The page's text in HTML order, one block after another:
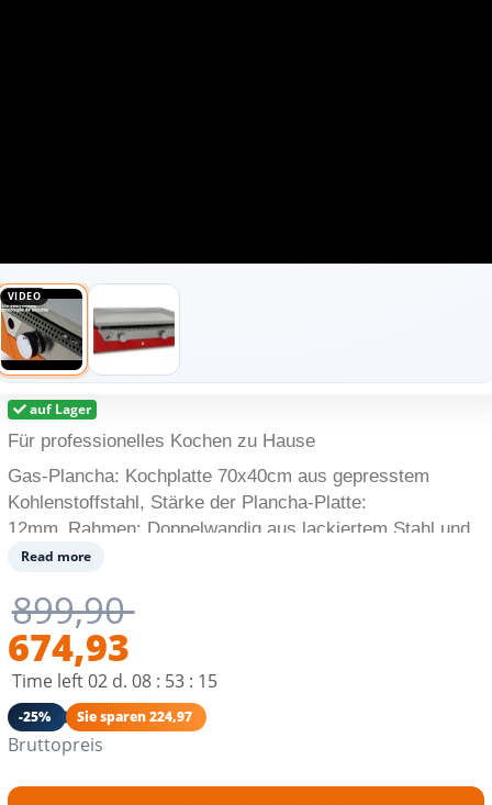
auf Lager
Für professionelles Kochen zu Hause
Gas-Plancha: Kochplatte 70x40cm aus gepresstem
Kohlenstoffstahl, Stärke der Plancha-Platte:
12mm. Rahmen: Doppelwandig aus lackiertem Stahl und
Edelstahl 304.
beheizte Fläche.
betrieben werden.
Read more
899,90
674,93
Time left02 d. 08 : 53 : 14
-25% Sie sparen 224,97
Bruttopreis
VIDEO